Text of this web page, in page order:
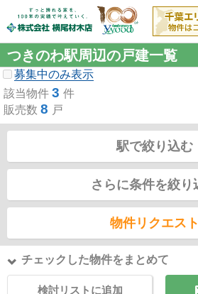
つきのわ駅周辺の戸建一覧
募集中のみ表示
該当物件 3 件
販売数 8 戸
駅で絞り込む
さらに条件を絞り
物件リクエスト
チェックした物件をまとめて
検討リストに追加